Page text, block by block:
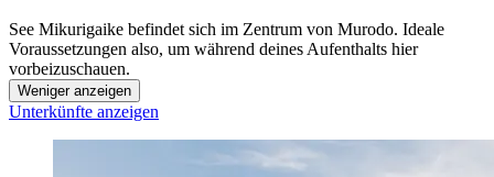
See Mikurigaike befindet sich im Zentrum von Murodo. Ideale
Voraussetzungen also, um während deines Aufenthalts hier
vorbeizuschauen.
Weniger anzeigen
Unterkünfte anzeigen